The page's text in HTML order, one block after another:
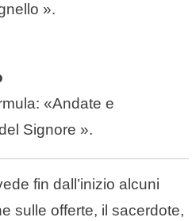
».
«Andate e
Signore ».
fin dall’inizio alcuni
sulle offerte, il sacerdote,